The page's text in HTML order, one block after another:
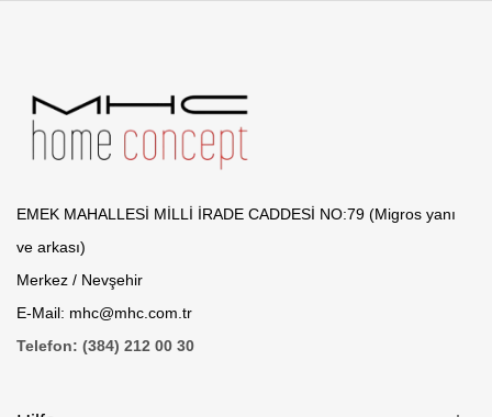
EMEK MAHALLESİ MİLLİ İRADE CADDESİ NO:79 (Migros yanı
ve arkası)
Merkez / Nevşehir
E-Mail: mhc@mhc.com.tr
Telefon: (384) 212 00 30